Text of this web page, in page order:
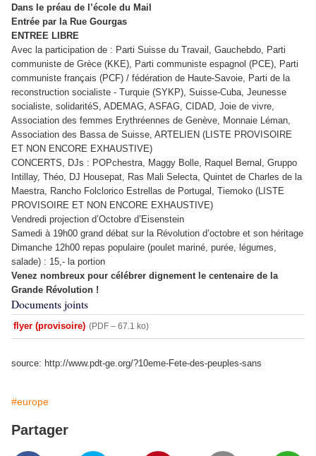
Dans le préau de l’école du Mail
Entrée par la Rue Gourgas
ENTREE LIBRE
Avec la participation de : Parti Suisse du Travail, Gauchebdo, Parti
communiste de Grèce (KKE), Parti communiste espagnol (PCE), Parti
communiste français (PCF) / fédération de Haute-Savoie, Parti de la
reconstruction socialiste - Turquie (SYKP), Suisse-Cuba, Jeunesse
socialiste, solidaritéS, ADEMAG, ASFAG, CIDAD, Joie de vivre,
Association des femmes Erythréennes de Genève, Monnaie Léman,
Association des Bassa de Suisse, ARTELIEN (LISTE PROVISOIRE
ET NON ENCORE EXHAUSTIVE)
CONCERTS, DJs : POPchestra, Maggy Bolle, Raquel Bernal, Gruppo
Intillay, Théo, DJ Housepat, Ras Mali Selecta, Quintet de Charles de la
Maestra, Rancho Folclorico Estrellas de Portugal, Tiemoko (LISTE
PROVISOIRE ET NON ENCORE EXHAUSTIVE)
Vendredi projection d’Octobre d’Eisenstein
Samedi à 19h00 grand débat sur la Révolution d’octobre et son héritage
Dimanche 12h00 repas populaire (poulet mariné, purée, légumes,
salade) : 15,- la portion
Venez nombreux pour célébrer dignement le centenaire de la
Grande Révolution !
Documents joints
flyer (provisoire) (PDF – 67.1 ko)
source: http://www.pdt-ge.org/?10eme-Fete-des-peuples-sans
#europe
Partager